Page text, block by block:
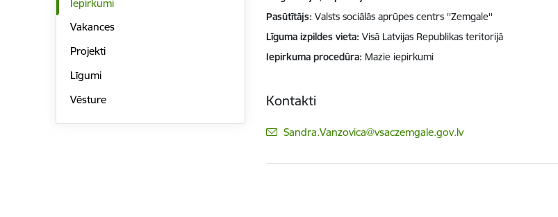
Iepirkumi
Vakances
Projekti
Līgumi
Vēsture
Pasūtītājs Valsts sociālās aprūpes centrs ''Zemgale''
Līguma izpildes vieta Visā Latvijas Republikas teritorijā
Iepirkuma procedūra Mazie iepirkumi
Kontakti
E-pasts:
Sandra.Vanzovica@vsaczemgale.gov.lv